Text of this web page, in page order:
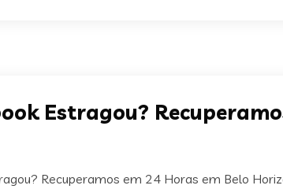
Estragou?
Recuperamos em 24 Horas em Belo